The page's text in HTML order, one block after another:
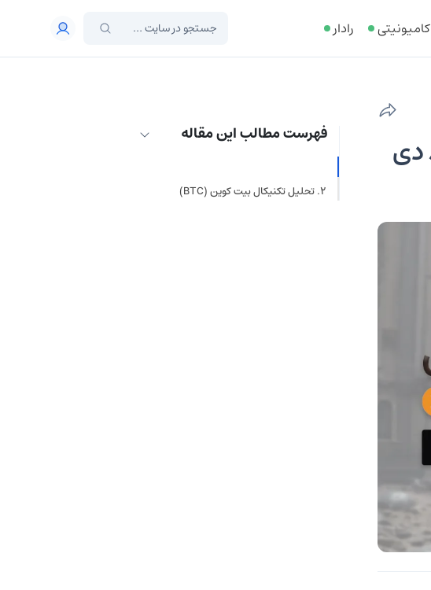
کامیونیتی رادار
فهرست مطالب این مقاله
چرا بازار امروز صعودی است؟
اخبار جنجالی روز
تحلیل تکنیکال بیت کوین (BTC)